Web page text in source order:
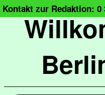
Kontakt zur Redaktion: 0